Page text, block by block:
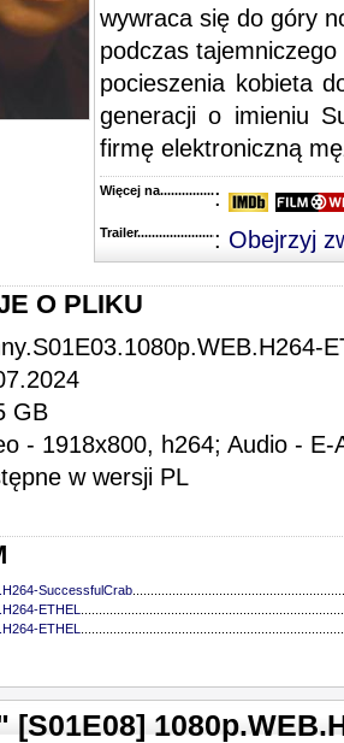
wywraca się do góry
podczas
pocieszenia kobieta
generacji o imieniu
firmę elektroniczną
Więcej na........................................
:
Trailer...........................................
: Obejrzyj
O PLIKU
GB
- 1918x800, h264; Audio - E-
w wersji PL
SuccessfulCrab
ETHEL
ETHEL
[S01E08]